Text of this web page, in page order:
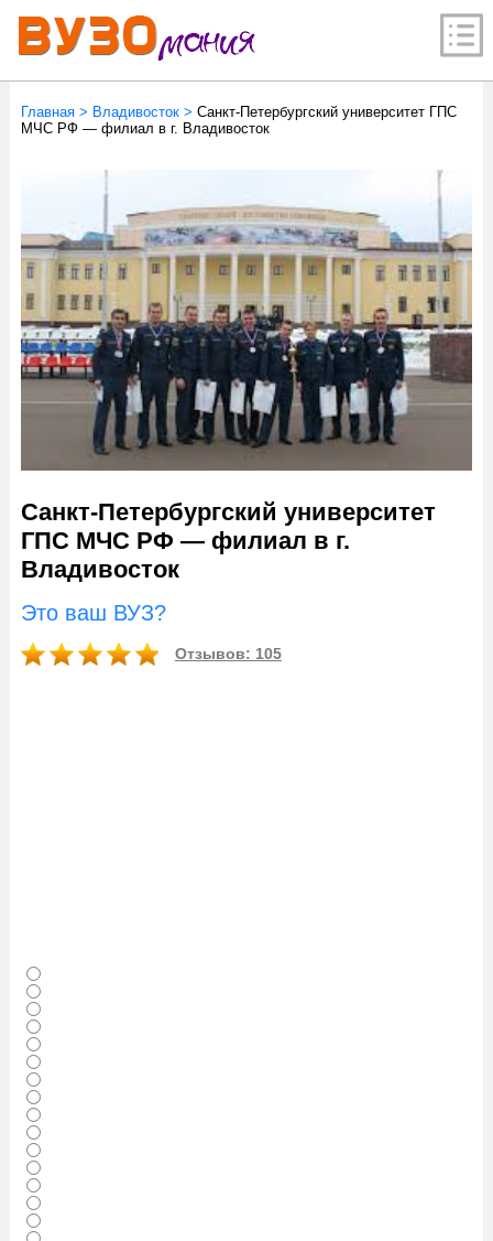
Главная> Владивосток> Санкт-Петербургский университет ГПС
МЧС РФ — филиал в г. Владивосток
Санкт-Петербургский университет
ГПС МЧС РФ — филиал в г.
Владивосток
Это ваш ВУЗ?
Отзывов: 105